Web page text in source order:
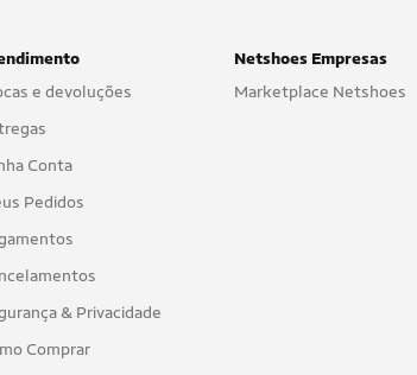
e devoluções
Conta
Pedidos
& Privacidade
Comprar
Netshoes Empresas
Marketplace Netshoes